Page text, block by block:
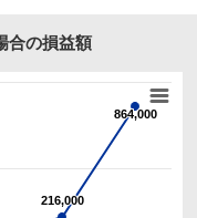
合の損益額
216,000
216,000
864,000
864,000